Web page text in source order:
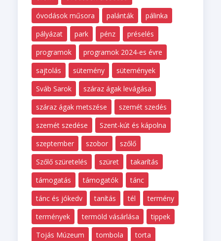
óvodások műsora
palánták
pálinka
pályázat
park pénz
préselés
programok
programok 2024-es évre
sajtolás
sütemény
sütemények
Sváb Sarok
száraz ágak levágása
száraz ágak metszése
szemét szedés
szemét szedése
Szent-kút és kápolna
szeptember
szobor
szőlő
Szőlő szüretelés
szüret
takarítás
támogatás
támogatók
tánc
tánc és jókedv
tanítás tél
termény
termények
termöld vásárlása
tippek
Tojás Múzeum
tombola
torta